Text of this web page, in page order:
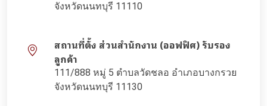
จังหวัดนนทบุรี 11110
สถานที่ตั้ง ส่วนสำนักงาน (ออฟฟิศ) รับรอง
ลูกค้า
111/888 หมู่ 5 ตำบลวัดชลอ อำเภอบางกรวย
จังหวัดนนทบุรี 11130